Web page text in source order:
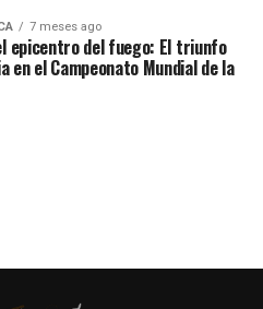
7 meses ago
epicentro del fuego: El triunfo
en el Campeonato Mundial de la